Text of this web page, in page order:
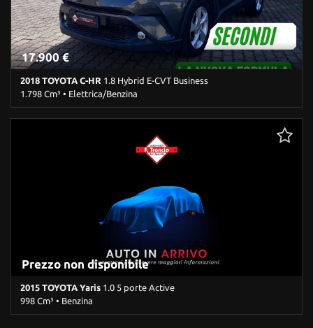
17.900 €
2018 TOYOTA C-HR 1.8 Hybrid E-CVT Business
1.798 Cm³ • Elettrica/Benzina
69.000 Km • Cambio Automatico (0) • Grigio metallizzato • 5 Porte
Autoradio • Bluetooth • Cerchi in lega • Chiusura centralizzata •
Climatizzatore • Controllo trazione • Cruise Control • ESP •
sedili • Sedile posteriore sdoppiato • Servosterzo • Navigatore
satellitare • Specchietti laterali elettrici • Telecamera per
Prezzo non disponibile
2015 TOYOTA Yaris 1.0 5 porte Active
998 Cm³ • Benzina